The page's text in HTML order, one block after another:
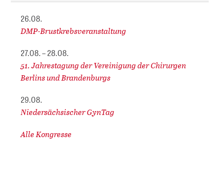
26.08.
DMP-Brustkrebsveranstaltung
27.08. – 28.08.
51. Jahrestagung der Vereinigung der Chirurgen
Berlins und Brandenburgs
29.08.
Niedersächsischer GynTag
Alle Kongresse